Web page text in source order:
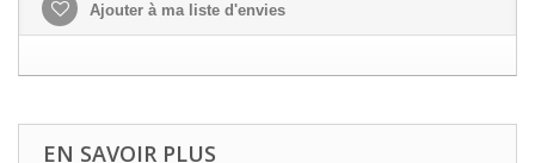
Ajouter à ma liste d'envies
EN SAVOIR PLUS